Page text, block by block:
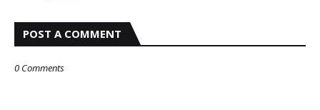
POST A COMMENT
0 Comments